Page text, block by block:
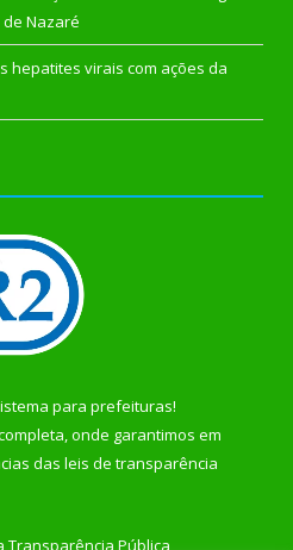
Nazaré
hepatites virais com ações da
para prefeituras!
onde garantimos em
das leis de transparência
Transparência Pública